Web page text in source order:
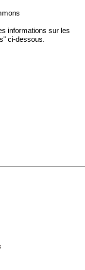
informations sur les
ci-dessous.